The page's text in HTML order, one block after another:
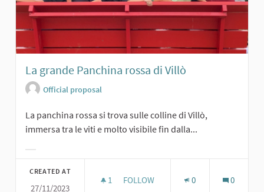
La grande Panchina rossa di Villò
Official proposal
La panchina rossa si trova sulle colline di Villò,
immersa tra le viti e molto visibile fin dalla...
CREATED AT
27/11/2023
1 1 FOLLOWER
FOLLOW 0 0